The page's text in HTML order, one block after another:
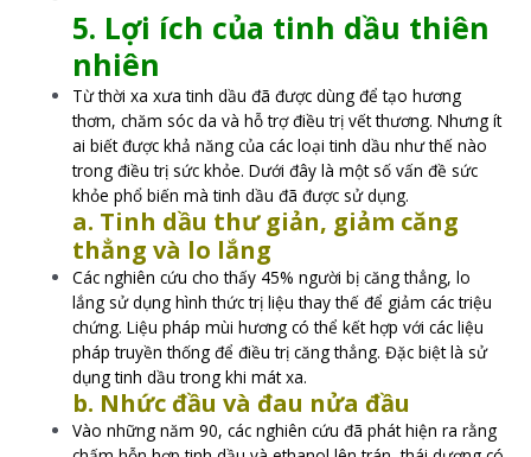
5. Lợi ích của tinh dầu thiên
nhiên
Từ thời xa xưa tinh dầu đã được dùng để tạo hương
thơm, chăm sóc da và hỗ trợ điều trị vết thương. Nhưng ít
ai biết được khả năng của các loại tinh dầu như thế nào
trong điều trị sức khỏe. Dưới đây là một số vấn đề sức
khỏe phổ biến mà tinh dầu đã được sử dụng.
a. Tinh dầu thư giản, giảm căng
thẳng và lo lắng
Các nghiên cứu cho thấy 45% người bị căng thẳng, lo
lắng sử dụng hình thức trị liệu thay thế để giảm các triệu
chứng. Liệu pháp mùi hương có thể kết hợp với các liệu
pháp truyền thống để điều trị căng thẳng. Đặc biệt là sử
dụng tinh dầu trong khi mát xa.
b. Nhức đầu và đau nửa đầu
Vào những năm 90, các nghiên cứu đã phát hiện ra rằng